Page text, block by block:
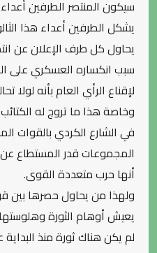
سيكون المنتصر الطرفين
يشكل الطرفين أعداء هذا
يحاول كل طرف الإعلان عن
سبب انكساره العسكري على
لإقناع الرأي العام بأنه لولا
وخاصة هذا ما تروج له الكتائب
في الشارع الكردي بالقوات
المجموعات قدر المستطاع
أنها حرب متعددة القوى.
ولهذا من يحاول حصرها بين
يعيش أوهام الثورة
لم يكن هناك ثورة منذ